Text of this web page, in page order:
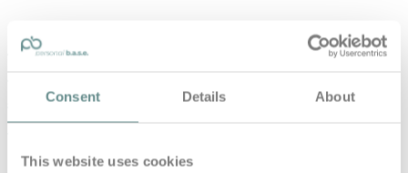
Consent Details About
This website uses cookies
#86 Dein Körper vergisst nichts –
Atmung & Menschlichkeit | the
b.a.s.e
Base Talks